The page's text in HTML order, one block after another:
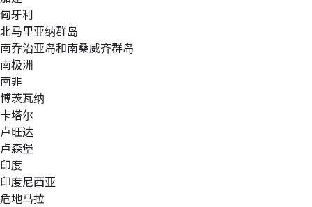
匈牙利
北马里亚纳群岛
南乔治亚岛和南桑威齐群岛
南极洲
南非
博茨瓦纳
卡塔尔
卢旺达
卢森堡
印度
印度尼西亚
危地马拉